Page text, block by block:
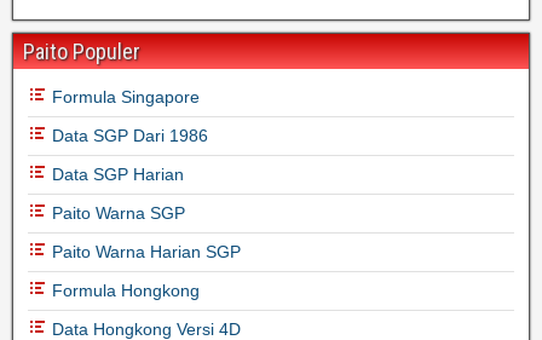
Paito Populer
Formula Singapore
Data SGP Dari 1986
Data SGP Harian
Paito Warna SGP
Paito Warna Harian SGP
Formula Hongkong
Data Hongkong Versi 4D